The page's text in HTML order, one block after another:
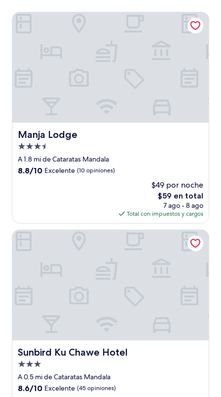
Manja Lodge
Manja Lodge
Propiedad
de
3.5
A 1.8 mi de Cataratas Mandala
8.8
8.8/10 Excelente (10 opiniones)
$49 por noche
El
precio
actual
es
de
$59 en total
7 ago - 8 ago
Total con impuestos y cargos
Manja Lodge
Sunbird Ku Chawe Hotel
Sunbird Ku Chawe Hotel
Propiedad
de
3.0
A 0.5 mi de Cataratas Mandala
8.6
8.6/10 Excelente (45 opiniones)
Sunbird Ku Chawe Hotel